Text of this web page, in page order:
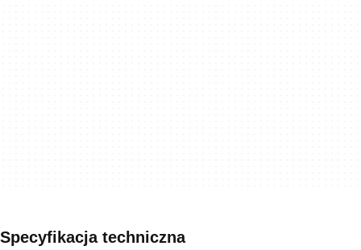
Specyfikacja techniczna